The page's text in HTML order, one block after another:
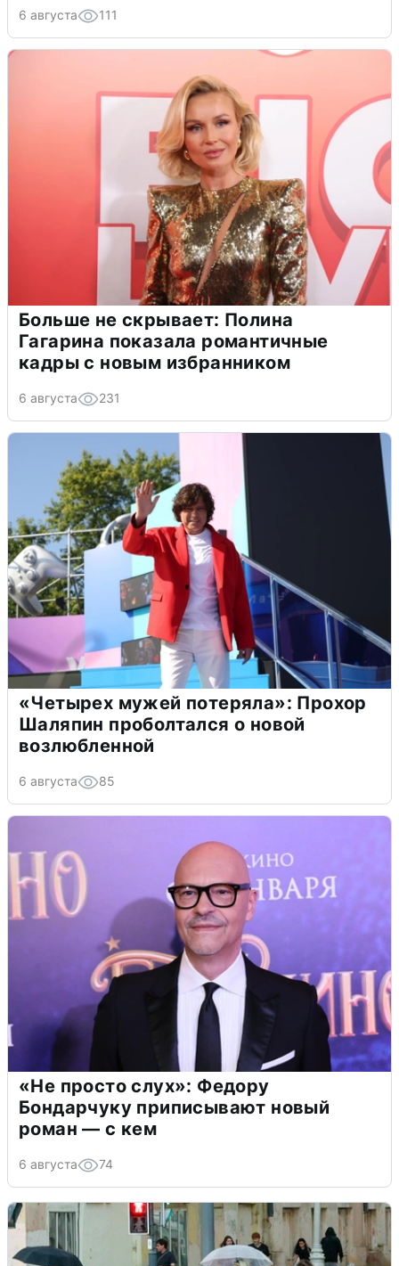
6 августа 111
Больше не скрывает: Полина
Гагарина показала романтичные
кадры с новым избранником
6 августа 231
«Четырех мужей потеряла»: Прохор
Шаляпин проболтался о новой
возлюбленной
6 августа 85
«Не просто слух»: Федору
Бондарчуку приписывают новый
роман — с кем
6 августа 74